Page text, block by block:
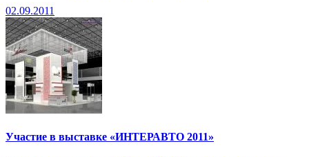
02.09.2011
Участие в выставке «ИНТЕРАВТО 2011»